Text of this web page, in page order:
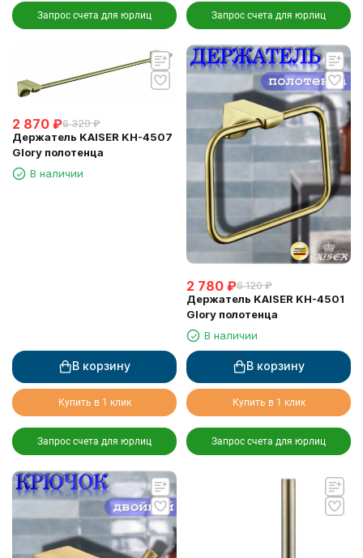
Запрос счета для юрлиц Запрос счета для юрлиц
2 870 ₽6 320 ₽
Держатель KAISER KH-4507
Glory полотенца
В наличии
В корзину
Купить в 1 клик
Запрос счета для юрлиц
2 780 ₽6 120 ₽
Держатель KAISER KH-4501
Glory полотенца
В наличии
В корзину
Купить в 1 клик
Запрос счета для юрлиц